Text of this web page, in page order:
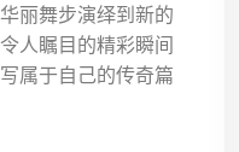
丽舞步演绎到新的
人瞩目的精彩瞬间
属于自己的传奇篇